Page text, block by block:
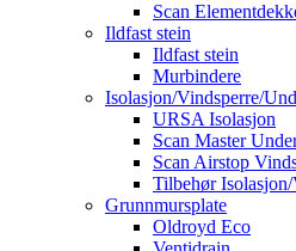
Scan
Ildfast stein
Ildfast stein
Murbindere
Isolasjon/Vindsperre/
URSA Isolasjon
Scan Master
Scan Airstop
Tilbehør
Grunnmursplate
Oldroyd Eco